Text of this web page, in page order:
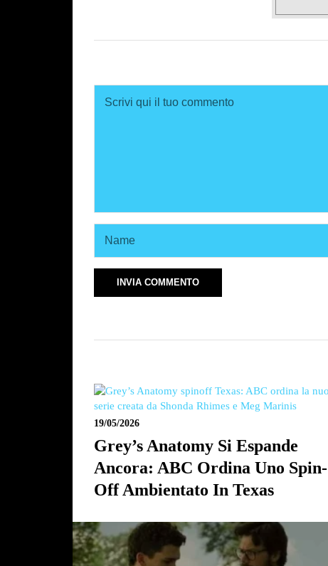
19/05/2026
Grey’s Anatomy Si Espande
Ancora: ABC Ordina Uno Spin-
Off Ambientato In Texas